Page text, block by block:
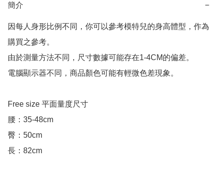
簡介 −
因每人身形比例不同，你可以參考模特兒的身高體型，作為
購買之參考。
由於測量方法不同，尺寸數據可能存在1-4CM的偏差。
電腦顯示器不同，商品顏色可能有輕微色差現象。
Free size 平面量度尺寸
腰：35-48cm
臀：50cm
長：82cm